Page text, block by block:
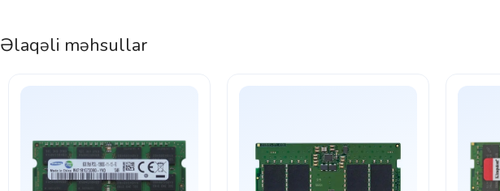
Əlaqəli məhsullar